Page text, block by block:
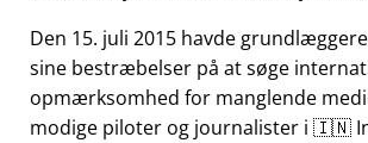
Den 15. juli 2015 havde
sine bestræbelser på at søge
opmærksomhed for manglende
modige piloter og journalister i 🇮🇳